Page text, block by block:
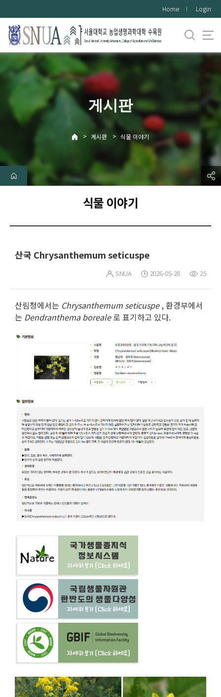
로
메
Home Login
게시판
> 게시판 > 식물 이야기
식물 이야기
산국 Chrysanthemum seticuspe
SNUA 2026-05-28 25
산림청에서는 Chrysanthemum seticuspe, 환경부에서
는 Dendranthema boreale로 표기하고 있다.